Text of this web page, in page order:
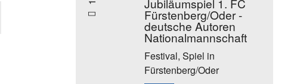
Fürstenberg/Oder -
deutsche Autoren
Nationalmannschaft
Festival, Spiel in
Fürstenberg/Oder